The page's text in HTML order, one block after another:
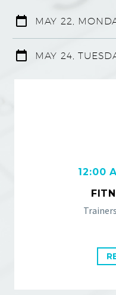
MAY 22,
MAY 24,
12:00